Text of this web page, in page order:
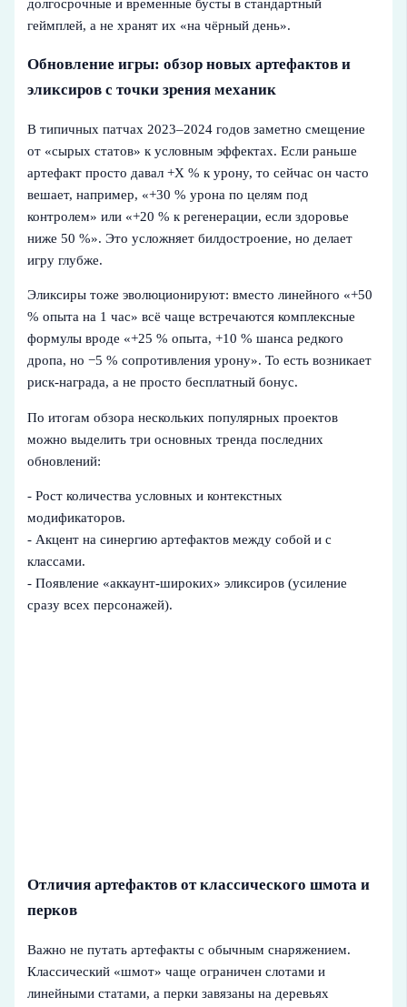
долгосрочные и временные бусты в стандартный
геймплей, а не хранят их «на чёрный день».
Обновление игры: обзор новых артефактов и
эликсиров с точки зрения механик
В типичных патчах 2023–2024 годов заметно смещение
от «сырых статов» к условным эффектах. Если раньше
артефакт просто давал +X % к урону, то сейчас он часто
вешает, например, «+30 % урона по целям под
контролем» или «+20 % к регенерации, если здоровье
ниже 50 %». Это усложняет билдостроение, но делает
игру глубже.
Эликсиры тоже эволюционируют: вместо линейного «+50
% опыта на 1 час» всё чаще встречаются комплексные
формулы вроде «+25 % опыта, +10 % шанса редкого
дропа, но −5 % сопротивления урону». То есть возникает
риск‑награда, а не просто бесплатный бонус.
По итогам обзора нескольких популярных проектов
можно выделить три основных тренда последних
обновлений:
- Рост количества условных и контекстных
модификаторов.
- Акцент на синергию артефактов между собой и с
классами.
- Появление «аккаунт‑широких» эликсиров (усиление
сразу всех персонажей).
Отличия артефактов от классического шмота и
перков
Важно не путать артефакты с обычным снаряжением.
Классический «шмот» чаще ограничен слотами и
линейными статами, а перки завязаны на деревьях